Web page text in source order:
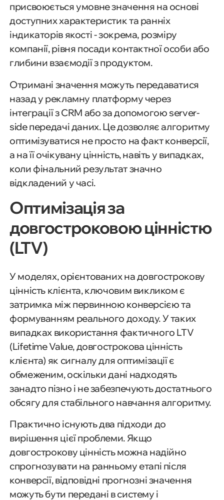
присвоюється умовне значення на основі
доступних характеристик та ранніх
індикаторів якості - зокрема, розміру
компанії, рівня посади контактної особи або
глибини взаємодії з продуктом.
Отримані значення можуть передаватися
назад у рекламну платформу через
інтеграції з CRM або за допомогою server-
side передачі даних. Це дозволяє алгоритму
оптимізуватися не просто на факт конверсії,
а на її очікувану цінність, навіть у випадках,
коли фінальний результат значно
відкладений у часі.
Оптимізація за
довгостроковою цінністю
(LTV)
У моделях, орієнтованих на довгострокову
цінність клієнта, ключовим викликом є
затримка між первинною конверсією та
формуванням реального доходу. У таких
випадках використання фактичного LTV
(Lifetime Value, довгострокова цінність
клієнта) як сигналу для оптимізації є
обмеженим, оскільки дані надходять
занадто пізно і не забезпечують достатнього
обсягу для стабільного навчання алгоритму.
Практично існують два підходи до
вирішення цієї проблеми. Якщо
довгострокову цінність можна надійно
спрогнозувати на ранньому етапі після
конверсії, відповідні прогнозні значення
можуть бути передані в систему і